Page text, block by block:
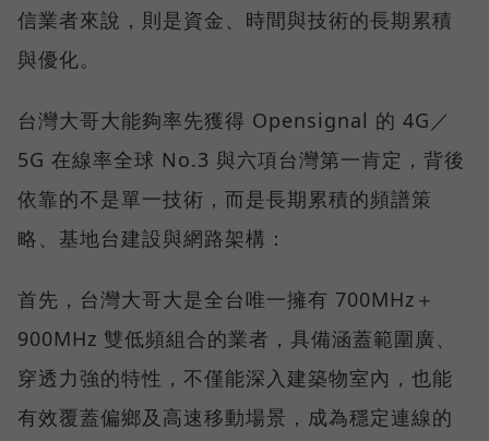
信業者來說，則是資金、時間與技術的長期累積
與優化。
台灣大哥大能夠率先獲得 Opensignal 的 4G／
5G 在線率全球 No.3 與六項台灣第一肯定，背後
依靠的不是單一技術，而是長期累積的頻譜策
略、基地台建設與網路架構：
首先，台灣大哥大是全台唯一擁有 700MHz＋
900MHz 雙低頻組合的業者，具備涵蓋範圍廣、
穿透力強的特性，不僅能深入建築物室內，也能
有效覆蓋偏鄉及高速移動場景，成為穩定連線的